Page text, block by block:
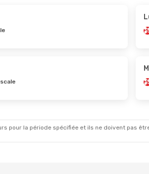
- Lun.
la période spécifiée et ils ne doivent pas